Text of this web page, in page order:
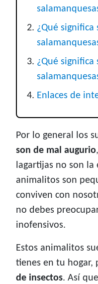
¿Qué significa
¿Qué significa
Enlaces de
Por lo general los
son de mal augurio
lagartijas no son la
animalitos son
conviven con
no debes
inofensivos.
Estos animalitos
tienes en tu hogar,
de insectos. Así